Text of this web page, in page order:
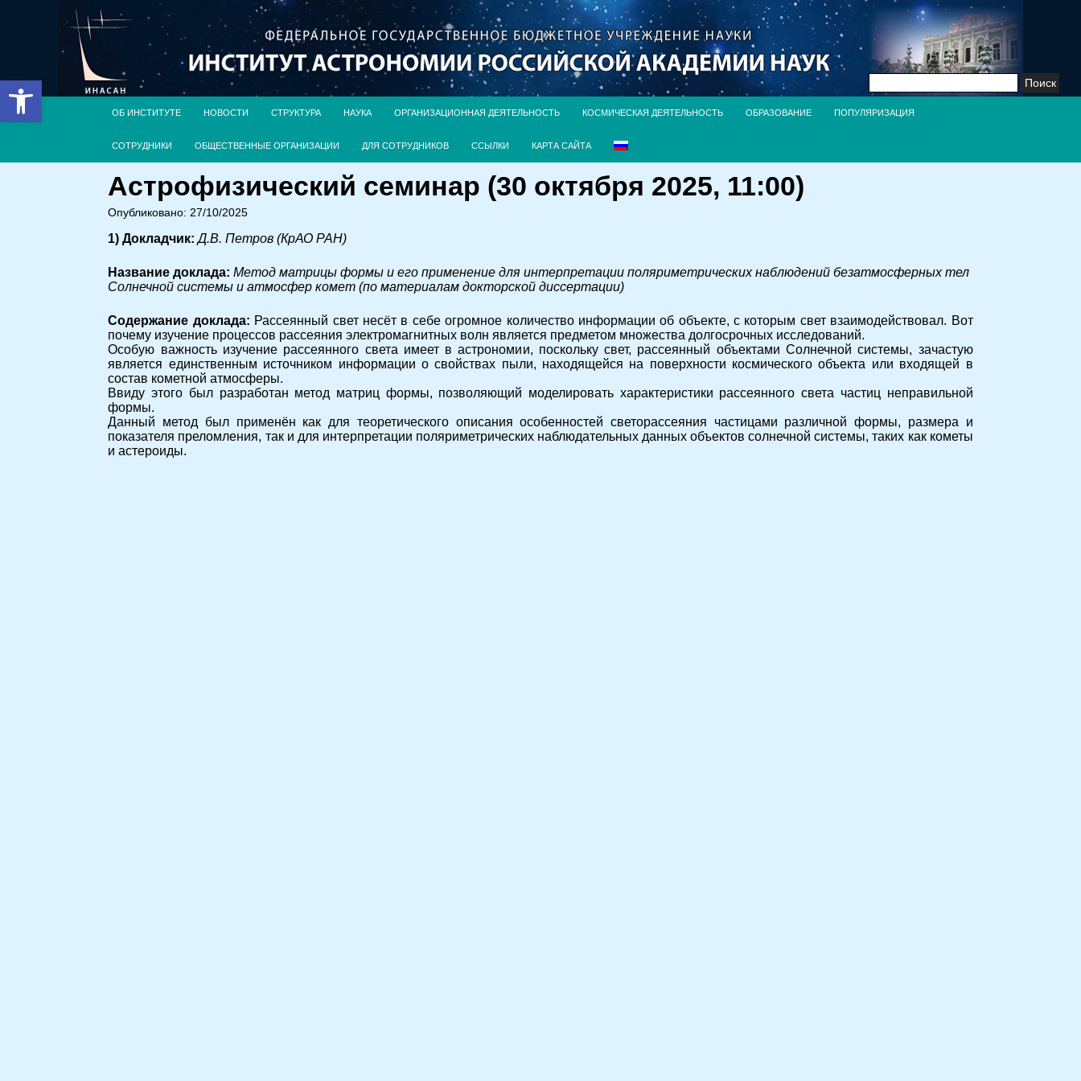
Открыть панель инструментов Найти:
ОБ ИНСТИТУТЕ НОВОСТИ СТРУКТУРА НАУКА ОРГАНИЗАЦИОННАЯ ДЕЯТЕЛЬНОСТЬ КОСМИЧЕСКАЯ ДЕЯТЕЛЬНОСТЬ ОБРАЗОВАНИЕ ПОПУЛЯРИЗАЦИЯ
СОТРУДНИКИ ОБЩЕСТВЕННЫЕ ОРГАНИЗАЦИИ ДЛЯ СОТРУДНИКОВ ССЫЛКИ КАРТА САЙТА
Астрофизический семинар (30 октября 2025, 11:00)
Опубликовано: 27/10/2025
1) Докладчик: Д.В. Петров (КрАО РАН)
Название доклада: Метод матрицы формы и его применение для интерпретации поляриметрических наблюдений безатмосферных тел
Солнечной системы и атмосфер комет (по материалам докторской диссертации)
Содержание доклада: Рассеянный свет несёт в себе огромное количество информации об объекте, с которым свет взаимодействовал. Вот
почему изучение процессов рассеяния электромагнитных волн является предметом множества долгосрочных исследований.
Особую важность изучение рассеянного света имеет в астрономии, поскольку свет, рассеянный объектами Солнечной системы, зачастую
является единственным источником информации о свойствах пыли, находящейся на поверхности космического объекта или входящей в
состав кометной атмосферы.
Ввиду этого был разработан метод матриц формы, позволяющий моделировать характеристики рассеянного света частиц неправильной
формы.
Данный метод был применён как для теоретического описания особенностей светорассеяния частицами различной формы, размера и
показателя преломления, так и для интерпретации поляриметрических наблюдательных данных объектов солнечной системы, таких как кометы
и астероиды.